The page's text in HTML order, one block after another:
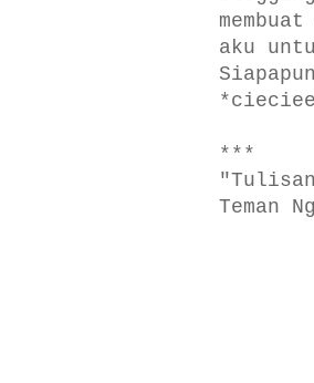
aku
***
Teman